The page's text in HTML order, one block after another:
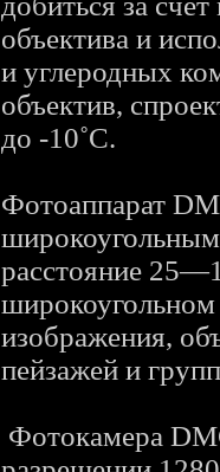
объектива и
и углеродных
объектив,
до -10˚С.
Фотоаппарат
расстояние
изображения,
пейзажей и
Фотокамера